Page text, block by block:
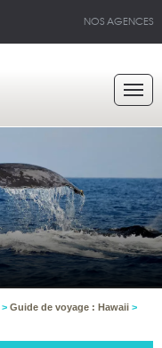
NOS AGENCES
> Guide de voyage : Hawaii >